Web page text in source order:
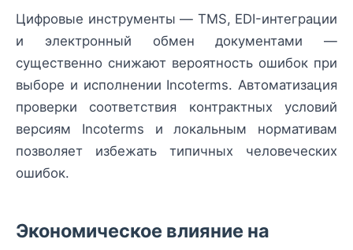
Цифровые инструменты — TMS, EDI-интеграции
и электронный обмен документами —
существенно снижают вероятность ошибок при
выборе и исполнении Incoterms. Автоматизация
проверки соответствия контрактных условий
версиям Incoterms и локальным нормативам
позволяет избежать типичных человеческих
ошибок.
Экономическое влияние на